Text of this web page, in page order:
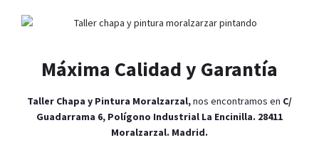
Máxima Calidad y Garantía
Taller Chapa y Pintura Moralzarzal,nos encontramos en C/
Guadarrama 6, Polígono Industrial La Encinilla. 28411
Moralzarzal. Madrid.